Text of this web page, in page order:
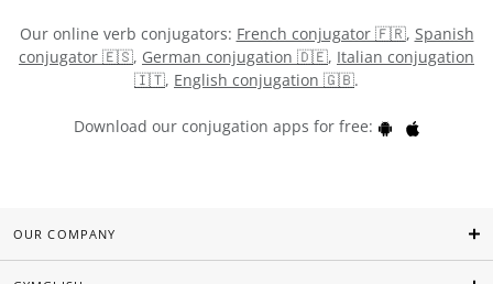
Our online verb conjugators: French conjugator 🇫🇷, Spanish
conjugator 🇪🇸, German conjugation 🇩🇪, Italian conjugation
🇮🇹, English conjugation 🇬🇧.
Download our conjugation apps for free:
OUR COMPANY